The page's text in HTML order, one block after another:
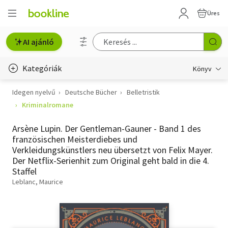
Üres
AI ajánló
Kategóriák Könyv
Életmód, egészség
Gyermek- és ifjúsági
Hobbi, szabadidő
Irodalom
Idegen nyelvű Deutsche Bücher
Belletristik
Kriminalromane
Arsène Lupin. Der Gentleman-Gauner - Band 1 des
französischen Meisterdiebes und
Verkleidungskünstlers neu übersetzt von Felix Mayer.
Der Netflix-Serienhit zum Original geht bald in die 4.
Staffel
Leblanc, Maurice